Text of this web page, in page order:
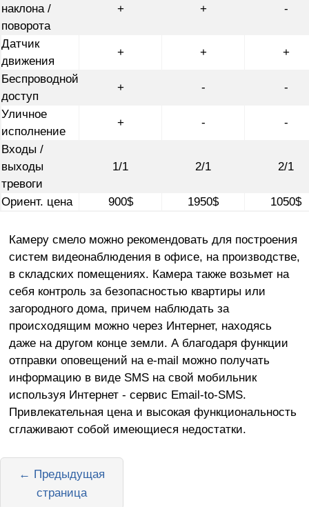
наклона /
поворота
+ + -
Датчик
движения
+ +
+
Беспроводной
доступ
+ -
-
Уличное
исполнение
+ -
-
Входы /
выходы
тревоги
1/1 2/1 2/1
Ориент. цена 900$ 1950$ 1050$
Камеру смело можно рекомендовать для построения
систем видеонаблюдения в офисе, на производстве,
в складских помещениях. Камера также возьмет на
себя контроль за безопасностью квартиры или
загородного дома, причем наблюдать за
происходящим можно через Интернет, находясь
даже на другом конце земли. А благодаря функции
отправки оповещений на e-mail можно получать
информацию в виде SMS на свой мобильник
используя Интернет - сервис Email-to-SMS.
Привлекательная цена и высокая функциональность
сглаживают собой имеющиеся недостатки.
← Предыдущая
страница